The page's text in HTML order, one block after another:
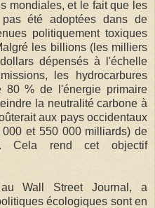
mondiales, et le fait que les
été adoptées dans de
politiquement toxiques
les billions (les milliers
dépensés à l'échelle
les hydrocarbures
80 % de l'énergie primaire
la neutralité carbone à
aux pays occidentaux
et 550 000 milliards) de
Cela rend cet objectif
Wall Street Journal, a
écologiques sont en